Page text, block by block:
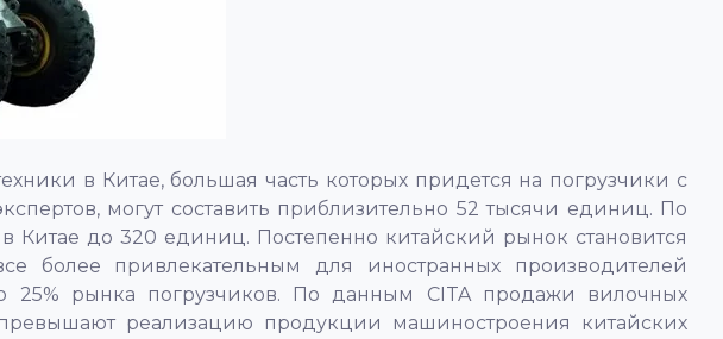
в Китае, большая часть которых придется на погрузчики с
могут составить приблизительно 52 тысячи единиц. По
до 320 единиц. Постепенно китайский рынок становится
более привлекательным для иностранных производителей
25% рынка погрузчиков. По данным CITA продажи вилочных
реализацию продукции машиностроения китайских